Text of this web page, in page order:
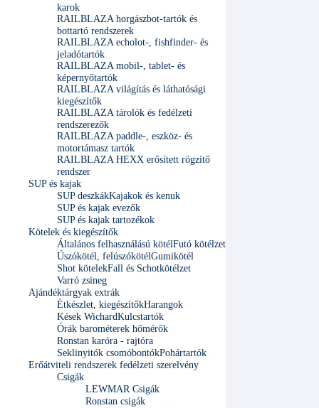
karok
RAILBLAZA horgászbot-tartók és
bottartó rendszerek
RAILBLAZA echolot-, fishfinder- és
jeladótartók
RAILBLAZA mobil-, tablet- és
képernyőtartók
RAILBLAZA világítás és láthatósági
kiegészítők
RAILBLAZA tárolók és fedélzeti
rendszerezők
RAILBLAZA paddle-, eszköz- és
motortámasz tartók
RAILBLAZA HEXX erősített rögzítő
rendszer
SUP és kajak
SUP deszkákKajakok és kenuk
SUP és kajak evezők
SUP és kajak tartozékok
Kötelek és kiegészítők
Általános felhasználású kötélFutó kötélzet
Úszókötél, felúszókötélGumikötél
Shot kötelekFall és Schotkötélzet
Varró zsineg
Ajándéktárgyak extrák
Étkészlet, kiegészítőkHarangok
Kések WichardKulcstartók
Órák barométerek hőmérők
Ronstan karóra - rajtóra
Seklinyitók csomóbontókPohártartók
Erőátviteli rendszerek fedélzeti szerelvény
Csigák
LEWMAR Csigák
Ronstan csigák